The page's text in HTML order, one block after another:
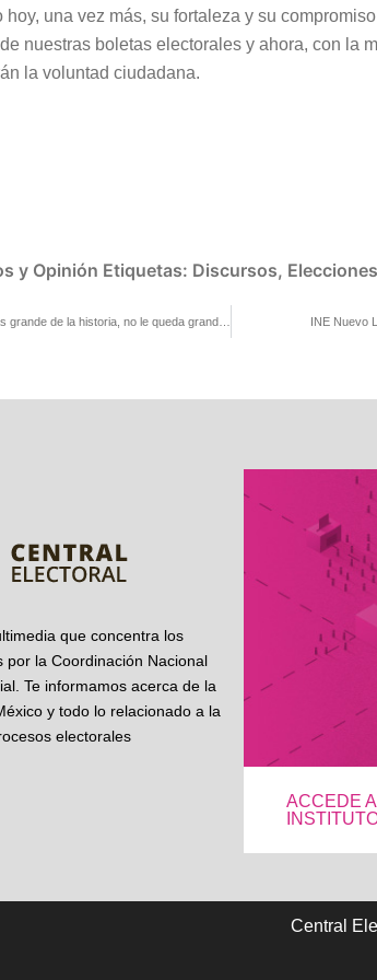
hoy, una vez más, su fortaleza y su
nuestras boletas electorales y ahora, con la
la voluntad ciudadana.
y Opinión Etiquetas: Discursos,
INE Nuevo
que concentra los
por la Coordinación Nacional
Te informamos acerca de la
y todo lo relacionado a la
electorales
ACCEDE
Central